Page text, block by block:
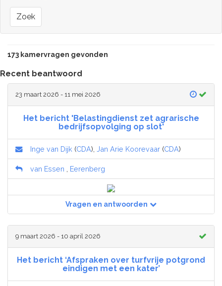
Zoek
173 kamervragen gevonden
Recent beantwoord
23 maart 2026 - 11 mei 2026
Het bericht 'Belastingdienst zet agrarische
bedrijfsopvolging op slot'
Inge van Dijk (CDA), Jan Arie Koorevaar (CDA)
van Essen Eerenberg
Vragen en antwoorden
9 maart 2026 - 10 april 2026
Het bericht ‘Afspraken over turfvrije potgrond
eindigen met een kater’